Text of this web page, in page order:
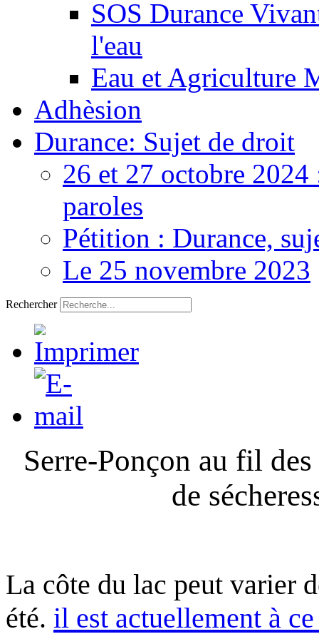
SOS Durance
l'eau
Eau et Agriculture
Adhèsion
Durance: Sujet de droit
26 et 27 octobre 2024
paroles
Pétition : Durance,
Le 25 novembre 2023
Rechercher
Serre-Ponçon au fil
de
La côte du lac peut varier
été. il est actuellement à